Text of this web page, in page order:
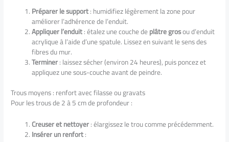
Préparer le support: humidifiez légèrement la zone pour
améliorer l’adhérence de l’enduit.
Appliquer l’enduit: étalez une couche deplâtre grosou d’enduit
acrylique à l’aide d’une spatule. Lissez en suivant le sens des
fibres du mur.
Terminer: laissez sécher (environ 24 heures), puis poncez et
appliquez une sous-couche avant de peindre.
Trous moyens : renfort avec filasse ou gravats
Pour les trous de 2 à 5 cm de profondeur :
Creuser et nettoyer: élargissez le trou comme précédemment.
Insérer un renfort: